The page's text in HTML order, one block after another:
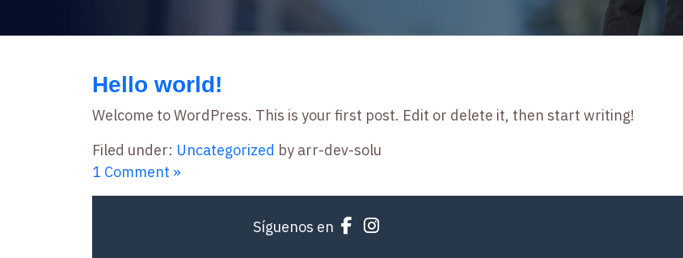
Hello world!
Welcome to WordPress. This is your first post. Edit or delete it, then start writing!
Filed under: Uncategorized by arr-dev-solu
1 Comment »
Síguenos en